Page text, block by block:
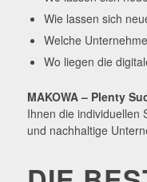
Wie lassen sich
Welche
Wo liegen die
MAKOWA – Plenty
Ihnen die individuellen
und nachhaltige